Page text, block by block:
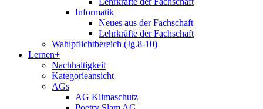
Informatik
Neues aus der Fachschaft
Lehrkräfte der Fachschaft
Wahlpflichtbereich (Jg.8-10)
Lernen+
Nachhaltigkeit
Kategorieansicht
AGs
AG Klimaschutz